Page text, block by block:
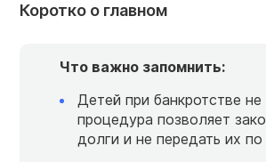
Коротко о главном
Что важно запомнить:
Детей при банкротстве
процедура позволяет
долги и не передать их